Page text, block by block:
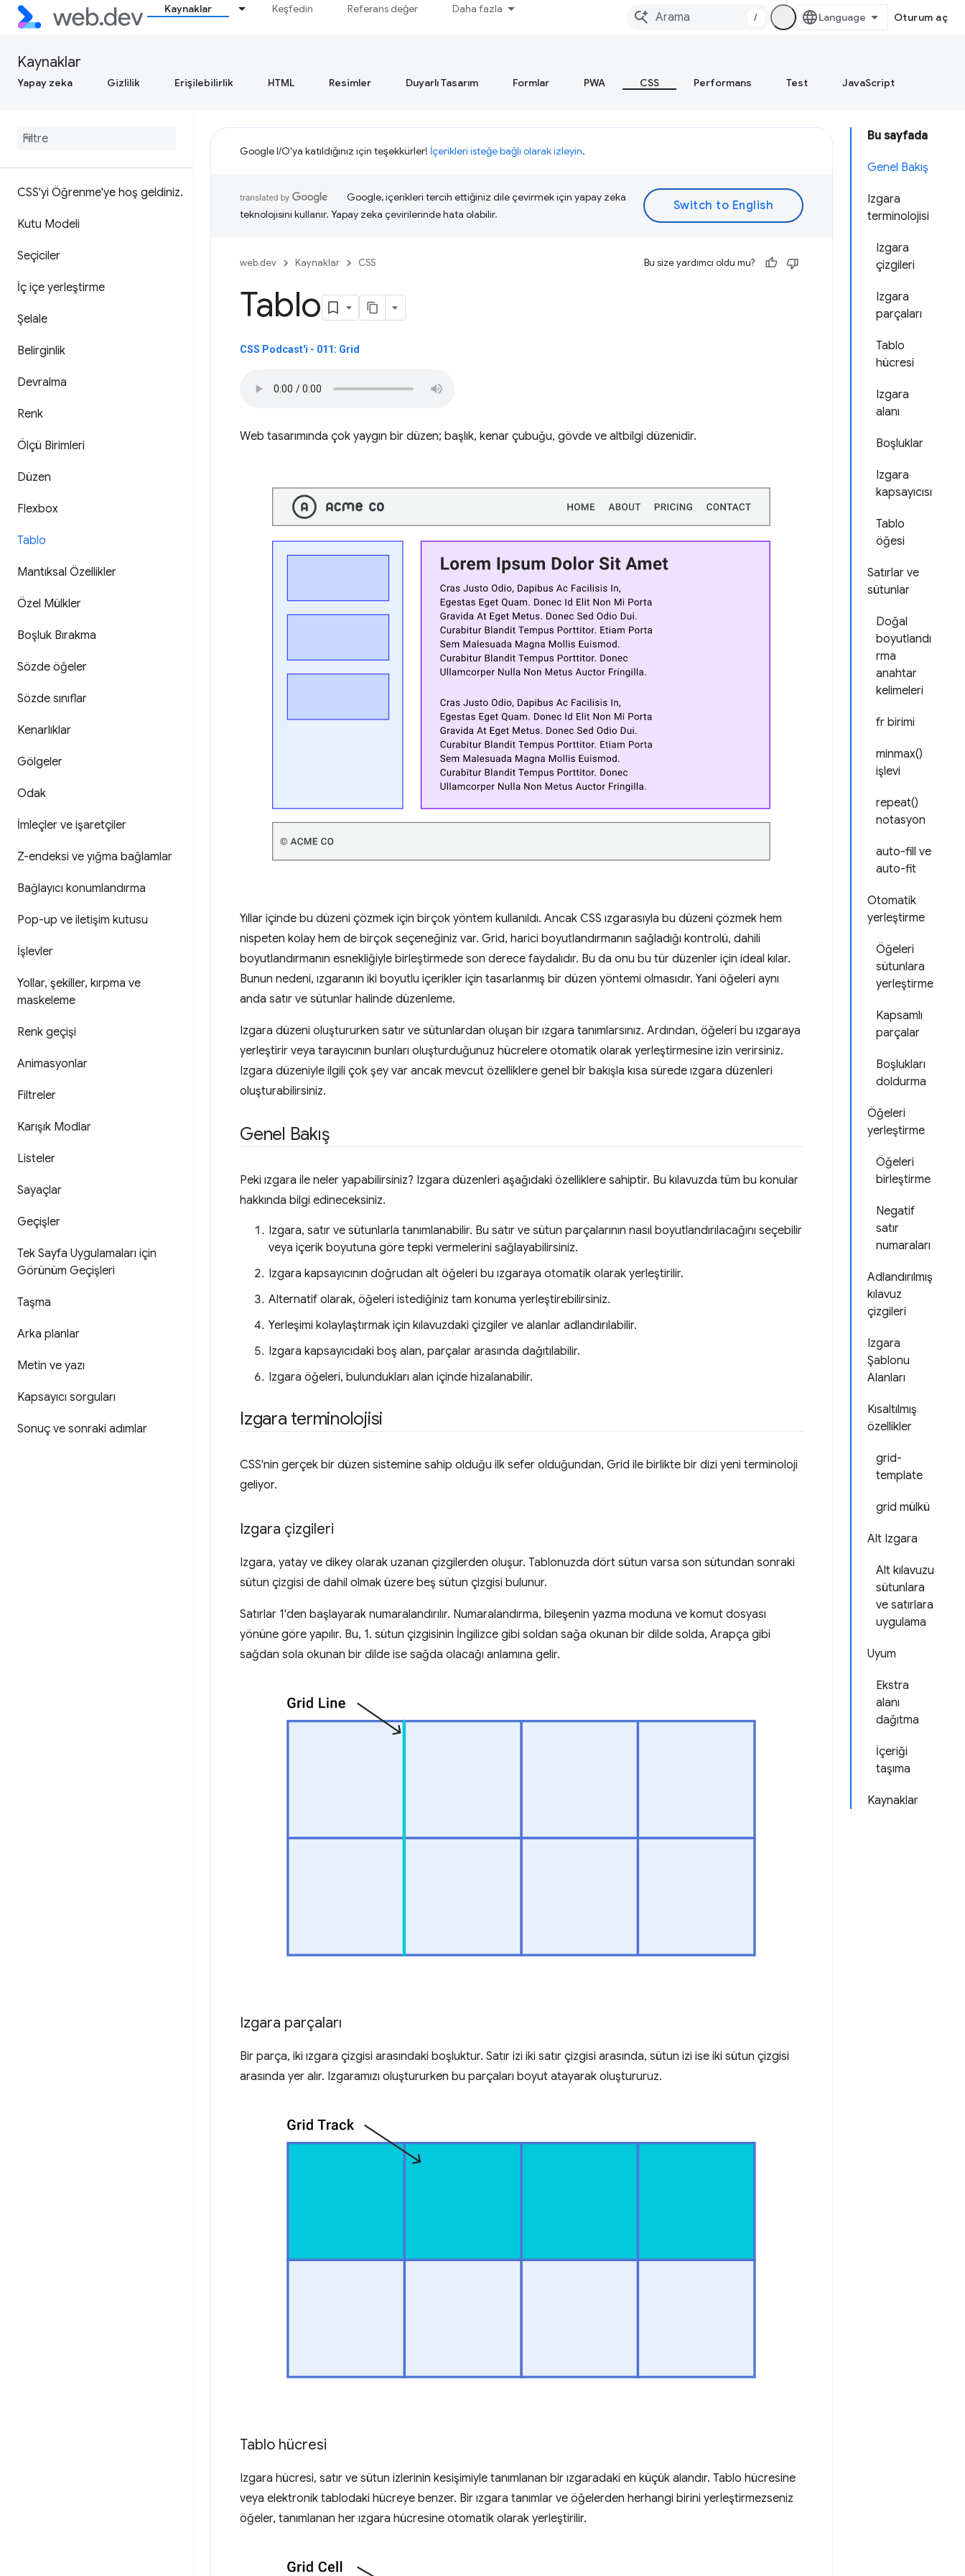
Kaynaklar Keşfedin Referans değer Daha fazla
/ Oturum aç
Kaynaklar
Yapay zeka Gizlilik Erişilebilirlik HTML Resimler Duyarlı Tasarım Formlar PWA CSS Performans Test JavaScript
CSS'yi Öğrenme'ye hoş geldiniz.
Kutu Modeli
Seçiciler
İç içe yerleştirme
Şelale
Belirginlik
Devralma
Renk
Ölçü Birimleri
Düzen
Flexbox
Tablo
Mantıksal Özellikler
Özel Mülkler
Boşluk Bırakma
Sözde öğeler
Sözde sınıflar
Kenarlıklar
Gölgeler
Odak
İmleçler ve işaretçiler
Z-endeksi ve yığma bağlamlar
Bağlayıcı konumlandırma
Pop-up ve iletişim kutusu
İşlevler
Yollar, şekiller, kırpma ve
maskeleme
Renk geçişi
Animasyonlar
Filtreler
Karışık Modlar
Listeler
Sayaçlar
Geçişler
Tek Sayfa Uygulamaları için
Görünüm Geçişleri
Taşma
Arka planlar
Metin ve yazı
Kapsayıcı sorguları
Sonuç ve sonraki adımlar
Bu sayfada
Genel Bakış
Izgara
terminolojisi
Izgara
çizgileri
Izgara
parçaları
Tablo
hücresi
Izgara
alanı
Boşluklar
Izgara
kapsayıcısı
Tablo
öğesi
Satırlar ve
sütunlar
Doğal
boyutlandı
rma
anahtar
kelimeleri
fr birimi
minmax()
işlevi
repeat()
notasyon
auto-fill ve
auto-fit
Otomatik
yerleştirme
Öğeleri
sütunlara
yerleştirme
Kapsamlı
parçalar
Boşlukları
doldurma
Öğeleri
yerleştirme
Öğeleri
birleştirme
Negatif
satır
numaraları
Adlandırılmış
kılavuz
çizgileri
Izgara
Şablonu
Alanları
Kısaltılmış
özellikler
grid-
template
grid mülkü
Alt Izgara
Alt kılavuzu
sütunlara
ve satırlara
uygulama
Uyum
Ekstra
alanı
dağıtma
İçeriği
taşıma
Kaynaklar
Google I/O'ya katıldığınız için teşekkürler! İçerikleri isteğe bağlı olarak izleyin.
Google, içerikleri tercih ettiğiniz dile çevirmek için yapay zeka
teknolojisini kullanır. Yapay zeka çevirilerinde hata olabilir.
web.dev Kaynaklar CSS Bu size yardımcı oldu mu?
Tablo
CSS Podcast'i - 011: Grid
Web tasarımında çok yaygın bir düzen; başlık, kenar çubuğu, gövde ve altbilgi düzenidir.
Yıllar içinde bu düzeni çözmek için birçok yöntem kullanıldı. Ancak CSS ızgarasıyla bu düzeni çözmek hem
nispeten kolay hem de birçok seçeneğiniz var. Grid, harici boyutlandırmanın sağladığı kontrolü, dahili
boyutlandırmanın esnekliğiyle birleştirmede son derece faydalıdır. Bu da onu bu tür düzenler için ideal kılar.
Bunun nedeni, ızgaranın iki boyutlu içerikler için tasarlanmış bir düzen yöntemi olmasıdır. Yani öğeleri aynı
anda satır ve sütunlar halinde düzenleme.
Izgara düzeni oluştururken satır ve sütunlardan oluşan bir ızgara tanımlarsınız. Ardından, öğeleri bu ızgaraya
yerleştirir veya tarayıcının bunları oluşturduğunuz hücrelere otomatik olarak yerleştirmesine izin verirsiniz.
Izgara düzeniyle ilgili çok şey var ancak mevcut özelliklere genel bir bakışla kısa sürede ızgara düzenleri
oluşturabilirsiniz.
Genel Bakış
Peki ızgara ile neler yapabilirsiniz? Izgara düzenleri aşağıdaki özelliklere sahiptir. Bu kılavuzda tüm bu konular
hakkında bilgi edineceksiniz.
Izgara, satır ve sütunlarla tanımlanabilir. Bu satır ve sütun parçalarının nasıl boyutlandırılacağını seçebilir
veya içerik boyutuna göre tepki vermelerini sağlayabilirsiniz.
Izgara kapsayıcının doğrudan alt öğeleri bu ızgaraya otomatik olarak yerleştirilir.
Alternatif olarak, öğeleri istediğiniz tam konuma yerleştirebilirsiniz.
Yerleşimi kolaylaştırmak için kılavuzdaki çizgiler ve alanlar adlandırılabilir.
Izgara kapsayıcıdaki boş alan, parçalar arasında dağıtılabilir.
Izgara öğeleri, bulundukları alan içinde hizalanabilir.
Izgara terminolojisi
CSS'nin gerçek bir düzen sistemine sahip olduğu ilk sefer olduğundan, Grid ile birlikte bir dizi yeni terminoloji
geliyor.
Izgara çizgileri
Izgara, yatay ve dikey olarak uzanan çizgilerden oluşur. Tablonuzda dört sütun varsa son sütundan sonraki
sütun çizgisi de dahil olmak üzere beş sütun çizgisi bulunur.
Satırlar 1'den başlayarak numaralandırılır. Numaralandırma, bileşenin yazma moduna ve komut dosyası
yönüne göre yapılır. Bu, 1. sütun çizgisinin İngilizce gibi soldan sağa okunan bir dilde solda, Arapça gibi
sağdan sola okunan bir dilde ise sağda olacağı anlamına gelir.
Izgara parçaları
Bir parça, iki ızgara çizgisi arasındaki boşluktur. Satır izi iki satır çizgisi arasında, sütun izi ise iki sütun çizgisi
arasında yer alır. Izgaramızı oluştururken bu parçaları boyut atayarak oluştururuz.
Tablo hücresi
Izgara hücresi, satır ve sütun izlerinin kesişimiyle tanımlanan bir ızgaradaki en küçük alandır. Tablo hücresine
veya elektronik tablodaki hücreye benzer. Bir ızgara tanımlar ve öğelerden herhangi birini yerleştirmezseniz
öğeler, tanımlanan her ızgara hücresine otomatik olarak yerleştirilir.